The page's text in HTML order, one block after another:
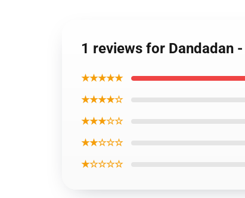
1 reviews for Dandadan
★★★★★
★★★★☆
★★★☆☆
★★☆☆☆
★☆☆☆☆